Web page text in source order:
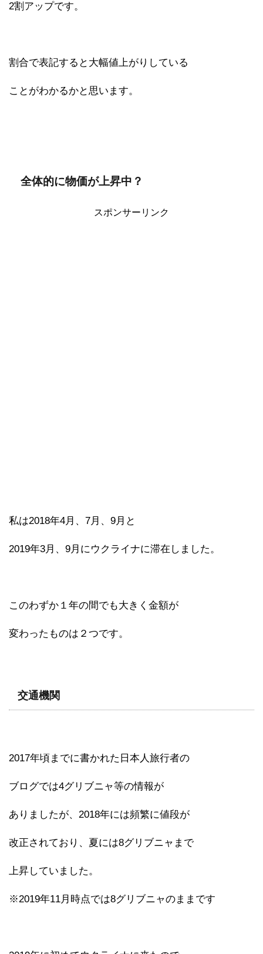
2割アップです。
割合で表記すると大幅値上がりしている
ことがわかるかと思います。
全体的に物価が上昇中？
スポンサーリンク
私は2018年4月、7月、9月と
2019年3月、9月にウクライナに滞在しました。
このわずか１年の間でも大きく金額が
変わったものは２つです。
交通機関
2017年頃までに書かれた日本人旅行者の
ブログでは4グリブニャ等の情報が
ありましたが、2018年には頻繁に値段が
改正されており、夏には8グリブニャまで
上昇していました。
※2019年11月時点では8グリブニャのままです